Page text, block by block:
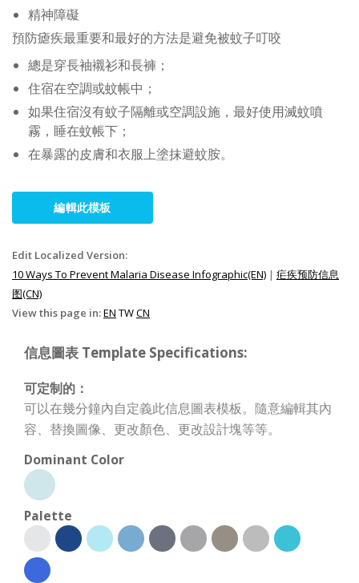
精神障礙
預防瘧疾最重要和最好的方法是避免被蚊子叮咬
總是穿長袖襯衫和長褲；
住宿在空調或蚊帳中；
如果住宿沒有蚊子隔離或空調設施，最好使用滅蚊噴
霧，睡在蚊帳下；
在暴露的皮膚和衣服上塗抹避蚊胺。
編輯此模板
Edit Localized Version:
10 Ways To Prevent Malaria Disease Infographic(EN) | 疟疾预防信息
图(CN)
View this page in:EN TWCN
信息圖表 Template Specifications:
可定制的：
可以在幾分鐘內自定義此信息圖表模板。隨意編輯其內
容、替換圖像、更改顏色、更改設計塊等等。
Dominant Color
Palette